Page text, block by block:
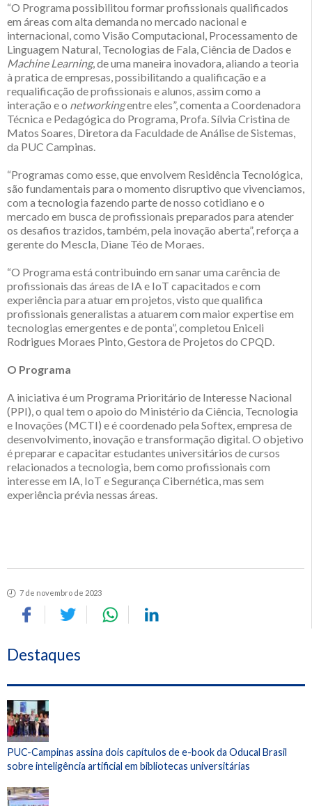
“O Programa possibilitou formar profissionais qualificados
em áreas com alta demanda no mercado nacional e
internacional, como Visão Computacional, Processamento de
Linguagem Natural, Tecnologias de Fala, Ciência de Dados e
Machine Learning, de uma maneira inovadora, aliando a teoria
à pratica de empresas, possibilitando a qualificação e a
requalificação de profissionais e alunos, assim como a
interação e o networkingentre eles”, comenta a Coordenadora
Técnica e Pedagógica do Programa, Profa. Sílvia Cristina de
Matos Soares, Diretora da Faculdade de Análise de Sistemas,
da PUC Campinas.
“Programas como esse, que envolvem Residência Tecnológica,
são fundamentais para o momento disruptivo que vivenciamos,
com a tecnologia fazendo parte de nosso cotidiano e o
mercado em busca de profissionais preparados para atender
os desafios trazidos, também, pela inovação aberta”, reforça a
gerente do Mescla, Diane Téo de Moraes.
“O Programa está contribuindo em sanar uma carência de
profissionais das áreas de IA e IoT capacitados e com
experiência para atuar em projetos, visto que qualifica
profissionais generalistas a atuarem com maior expertise em
tecnologias emergentes e de ponta”, completou Eniceli
Rodrigues Moraes Pinto, Gestora de Projetos do CPQD.
O Programa
A iniciativa é um Programa Prioritário de Interesse Nacional
(PPI), o qual tem o apoio do Ministério da Ciência, Tecnologia
e Inovações (MCTI) e é coordenado pela Softex, empresa de
desenvolvimento, inovação e transformação digital. O objetivo
é preparar e capacitar estudantes universitários de cursos
relacionados a tecnologia, bem como profissionais com
interesse em IA, IoT e Segurança Cibernética, mas sem
experiência prévia nessas áreas.
7 de novembro de 2023
Destaques
PUC-Campinas assina dois capítulos de e-book da Oducal Brasil
sobre inteligência artificial em bibliotecas universitárias